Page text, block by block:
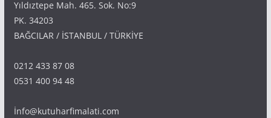
Yıldıztepe Mah. 465. Sok. No:9
PK. 34203
BAĞCILAR / İSTANBUL / TÜRKİYE
0212 433 87 08
0531 400 94 48
İnfo@kutuharfimalati.com